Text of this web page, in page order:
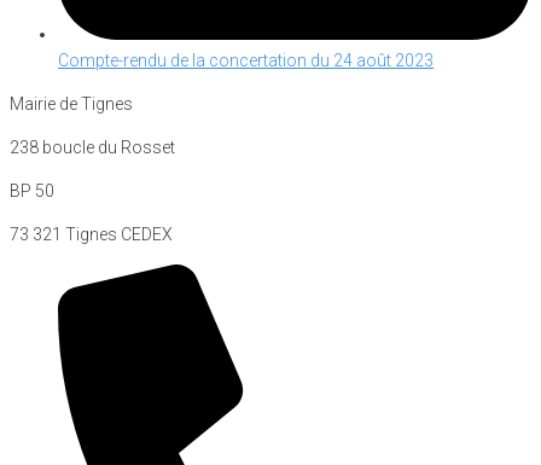
Compte-rendu de la concertation du 24 août 2023
Mairie de Tignes
238 boucle du Rosset
BP 50
73 321 Tignes CEDEX